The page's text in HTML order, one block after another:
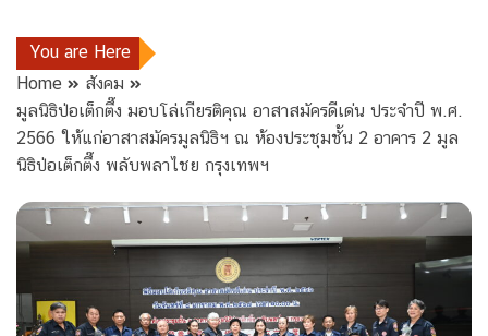
You are Here
Home
สังคม
มูลนิธิป่อเต็กตึ๊ง มอบโล่เกียรติคุณ อาสาสมัครดีเด่น ประจำปี พ.ศ.
2566 ให้แก่อาสาสมัครมูลนิธิฯ ณ ห้องประชุมชั้น 2 อาคาร 2 มูล
นิธิป่อเต็กตึ๊ง พลับพลาไชย กรุงเทพฯ